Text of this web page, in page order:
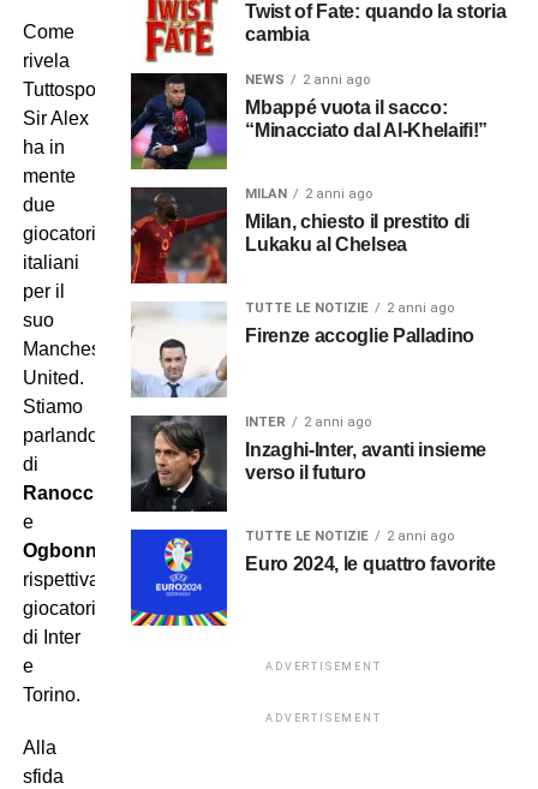
Come
rivela
Tuttosport,
Sir Alex
ha in
mente
due
giocatori
italiani
per il
suo
Manchester
United.
Stiamo
parlando
di
Ranocchia
e
Ogbonna
rispettivamente
giocatori
di Inter
e
Torino.
Alla
sfida
Twist of Fate: quando la storia
cambia
NEWS 2 anni ago
Mbappé vuota il sacco:
“Minacciato dal Al-Khelaifi!”
MILAN 2 anni ago
Milan, chiesto il prestito di
Lukaku al Chelsea
TUTTE LE NOTIZIE 2 anni ago
Firenze accoglie Palladino
INTER 2 anni ago
Inzaghi-Inter, avanti insieme
verso il futuro
TUTTE LE NOTIZIE 2 anni ago
Euro 2024, le quattro favorite
ADVERTISEMENT
ADVERTISEMENT